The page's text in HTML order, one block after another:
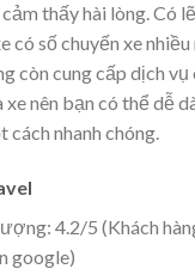
thấy hài lòng. Có
có số chuyến xe
còn cung cấp dịch vụ
xe nên bạn có thể dễ
cách nhanh chóng.
4.2/5 (Khách
google)